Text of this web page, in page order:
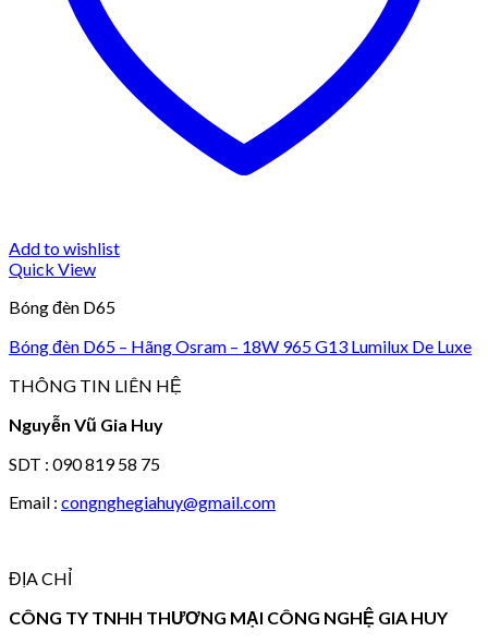
Add to wishlist
Quick View
Bóng đèn D65
Bóng đèn D65 – Hãng Osram – 18W 965 G13 Lumilux De Luxe
THÔNG TIN LIÊN HỆ
Nguyễn Vũ Gia Huy
SDT : 090 819 58 75
Email : congnghegiahuy@gmail.com
ĐỊA CHỈ
CÔNG TY TNHH THƯƠNG MẠI CÔNG NGHỆ GIA HUY